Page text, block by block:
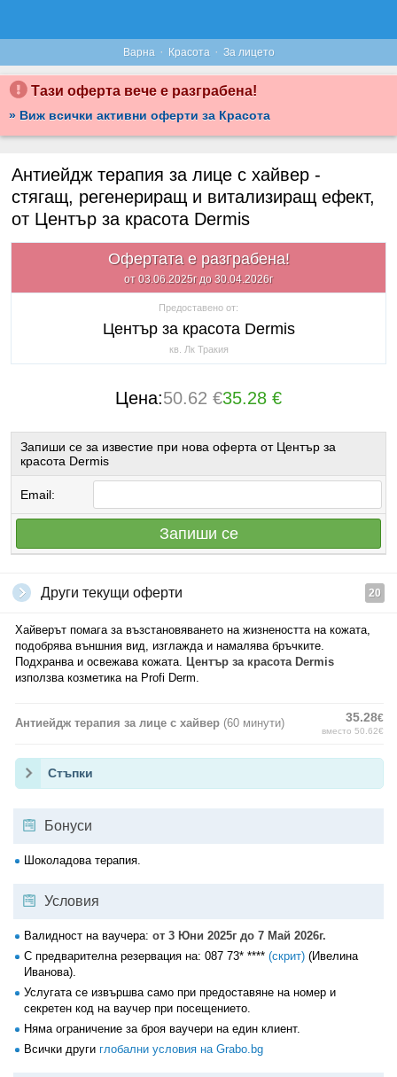
Варна · Красота · За лицето
Тази оферта вече е разграбена!
» Виж всички активни оферти за Красота
Антиейдж терапия за лице с хайвер -
стягащ, регенериращ и витализиращ ефект,
от Център за красота Dermis
Офертата е разграбена!
от 03.06.2025г до 30.04.2026г
Предоставено от:
Център за красота Dermis
кв. Лк Тракия
Цена:50.62 €35.28 €
Запиши се за известие при нова оферта от Център за
красота Dermis
Email:
Запиши се
Други текущи оферти 20
Хайверът помага за възстановяването на жизнеността на кожата,
подобрява външния вид, изглажда и намалява бръчките.
Подхранва и освежава кожата. Център за красота Dermis
използва козметика на Profi Derm.
Антиейдж терапия за лице с хайвер (60 минути) 35.28€
вместо 50.62€
Стъпки
Бонуси
Шоколадова терапия.
Условия
Валидност на ваучера: от 3 Юни 2025г до 7 Май 2026г.
С предварителна резервация на: 087 73* **** (скрит) (Ивелина
Иванова).
Услугата се извършва само при предоставяне на номер и
секретен код на ваучер при посещението.
Няма ограничение за броя ваучери на един клиент.
Всички други глобални условия на Grabo.bg